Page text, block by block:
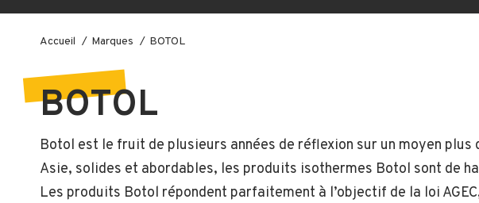
Accueil Marques BOTOL
BOTOL
Botol est le fruit de plusieurs années de réflexion sur un moyen
Asie, solides et abordables, les produits isothermes Botol sont de
Les produits Botol répondent parfaitement à l’objectif de la loi